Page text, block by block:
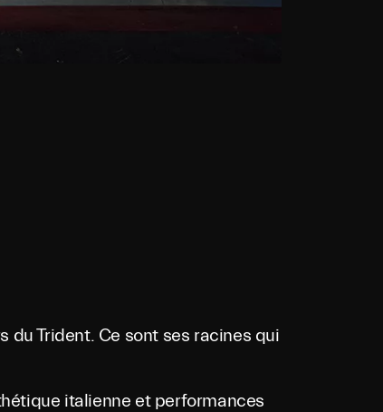
du Trident. Ce sont ses racines qui
italienne et performances